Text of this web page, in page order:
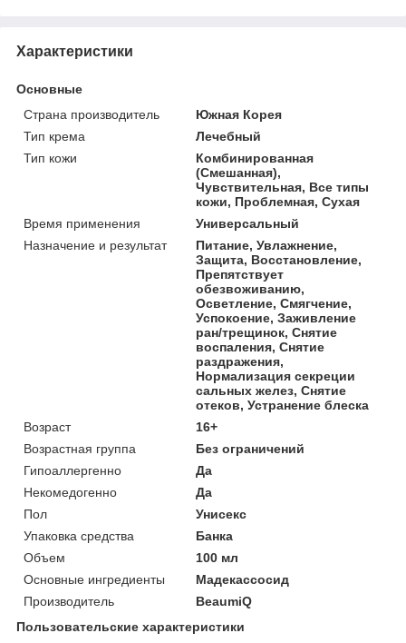
Характеристики
Основные
Страна производитель
Южная Корея
Тип крема
Лечебный
Тип кожи
Комбинированная
(Смешанная),
Чувствительная, Все типы
кожи, Проблемная, Сухая
Время применения
Универсальный
Назначение и результат
Питание, Увлажнение,
Защита, Восстановление,
Препятствует
обезвоживанию,
Осветление, Смягчение,
Успокоение, Заживление
ран/трещинок, Снятие
воспаления, Снятие
раздражения,
Нормализация секреции
сальных желез, Снятие
отеков, Устранение блеска
Возраст
16+
Возрастная группа
Без ограничений
Гипоаллергенно
Да
Некомедогенно
Да
Пол
Унисекс
Упаковка средства
Банка
Объем
100 мл
Основные ингредиенты
Мадекассосид
Производитель
BeaumiQ
Пользовательские характеристики